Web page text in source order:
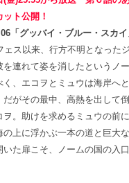
ット公開！
06「グッバイ・ブルー・スカイ
ェス以来、行方不明となったジ
を連れて姿を消したというノ
く、エコヲとミュウは海岸へと
だがその最中、高熱を出して
ヲ。助けを求めるミュウの前
の上に浮かぶ一本の道と巨大な
いた扉こそ、ノームの国の入